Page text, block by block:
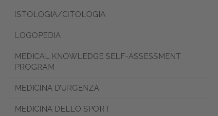
ISTOLOGIA/CITOLOGIA
LOGOPEDIA
MEDICAL KNOWLEDGE SELF-ASSESSMENT
PROGRAM
MEDICINA D’URGENZA
MEDICINA DELLO SPORT